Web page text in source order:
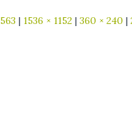
| 1536 × 1152 | 360 × 240 |